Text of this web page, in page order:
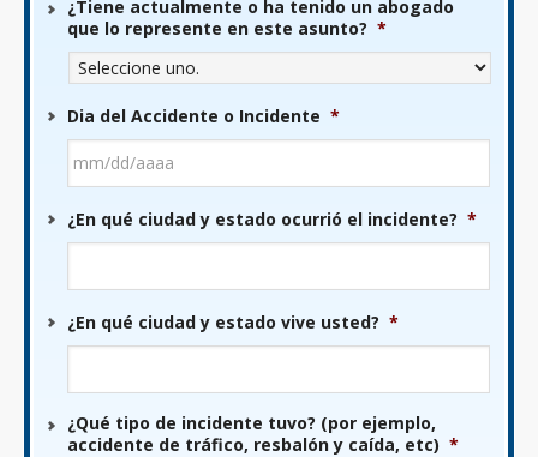
¿Tiene actualmente o ha tenido un abogado
que lo represente en este asunto? *
Dia del Accidente o Incidente *
barra
DD
¿En qué ciudad y estado ocurrió el incidente? *
¿En qué ciudad y estado vive usted? *
¿Qué tipo de incidente tuvo? (por ejemplo,
accidente de tráfico, resbalón y caída, etc) *